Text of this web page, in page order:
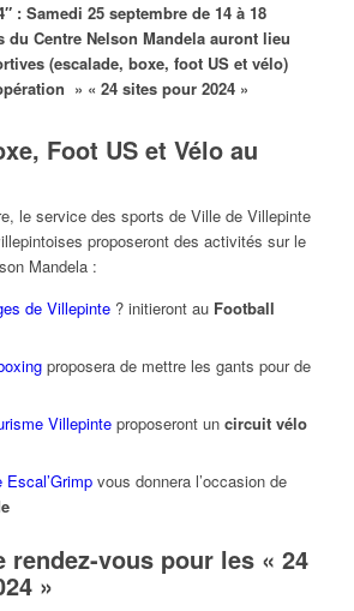
: Samedi 25 septembre de 14 à 18
du Centre Nelson Mandela auront lieu
(escalade, boxe, foot US et vélo)
» « 24 sites pour 2024 »
Foot US et Vélo au
le service des sports de Ville de Villepinte
proposeront des activités sur le
Mandela :
de Villepinte? initieront au Football
proposera de mettre les gants pour de
Villepinteproposeront un circuit vélo
Escal’Grimpvous donnera l’occasion de
rendez-vous pour les « 24
»